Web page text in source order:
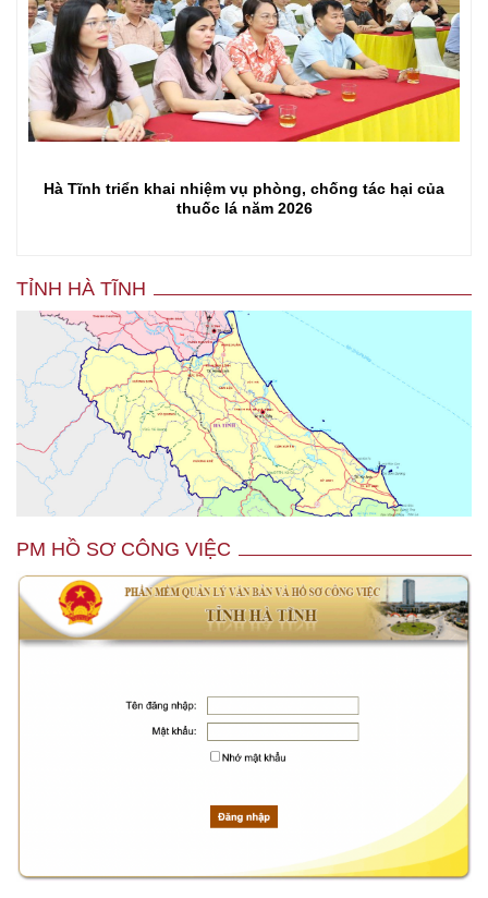
Hà Tĩnh chủ động ngăn chặn dịch sốt xuất huyết
TỈNH HÀ TĨNH
PM HỒ SƠ CÔNG VIỆC